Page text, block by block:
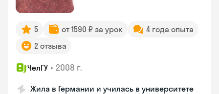
5 от 1590 ₽ за урок
4 года опыта
2 отзыва
ЧелГУ • 2008 г.
Жила в Германии и училась в университете